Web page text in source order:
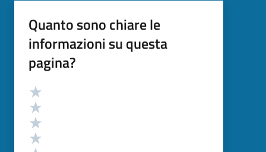
Quanto sono chiare le
informazioni su questa
pagina?
Valutazione